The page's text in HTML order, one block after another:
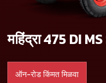
महिंद्रा 475 DI
ऑन-रोड किंमत मिळवा